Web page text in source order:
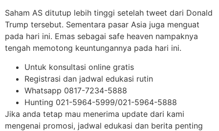
Saham AS ditutup lebih tinggi setelah tweet dari Donald
Trump tersebut. Sementara pasar Asia juga menguat
pada hari ini. Emas sebagai safe heaven nampaknya
tengah memotong keuntungannya pada hari ini.
Untuk konsultasi online gratis
Registrasi dan jadwal edukasi rutin
Whatsapp 0817-7234-5888
Hunting 021-5964-5999/021-5964-5888
Jika anda tetap mau menerima update dari kami
mengenai promosi, jadwal edukasi dan berita penting